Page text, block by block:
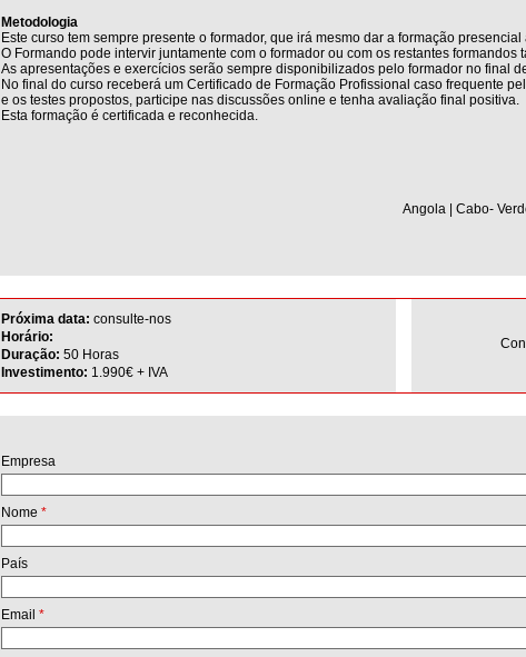
Metodologia
Este curso tem sempre presente o formador, que irá mesmo dar a formação
O Formando pode intervir juntamente com o formador ou com os restantes formandos
As apresentações e exercícios serão sempre disponibilizados pelo formador no final
No final do curso receberá um Certificado de Formação Profissional caso frequente
e os testes propostos, participe nas discussões online e tenha avaliação final positiva.
Esta formação é certificada e reconhecida.
Angola | Cabo-
Próxima data: consulte-nos
Horário:
Duração: 50 Horas
Investimento: 1.990€ + IVA
Empresa
Nome *
País
Email *